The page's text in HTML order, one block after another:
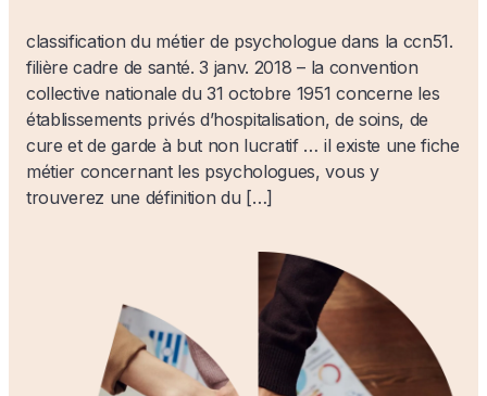
classification du métier de psychologue dans la ccn51.
filière cadre de santé. 3 janv. 2018 – la convention
collective nationale du 31 octobre 1951 concerne les
établissements privés d’hospitalisation, de soins, de
cure et de garde à but non lucratif … il existe une fiche
métier concernant les psychologues, vous y
trouverez une définition du […]